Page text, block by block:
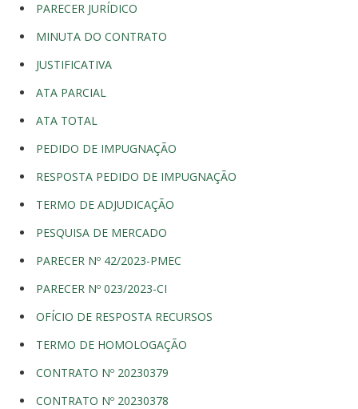
PARECER JURÍDICO
MINUTA DO CONTRATO
JUSTIFICATIVA
ATA PARCIAL
ATA TOTAL
PEDIDO DE IMPUGNAÇÃO
RESPOSTA PEDIDO DE IMPUGNAÇÃO
TERMO DE ADJUDICAÇÃO
PESQUISA DE MERCADO
PARECER Nº 42/2023-PMEC
PARECER Nº 023/2023-CI
OFÍCIO DE RESPOSTA RECURSOS
TERMO DE HOMOLOGAÇÃO
CONTRATO Nº 20230379
CONTRATO Nº 20230378